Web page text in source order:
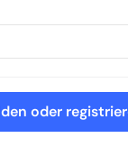
oder